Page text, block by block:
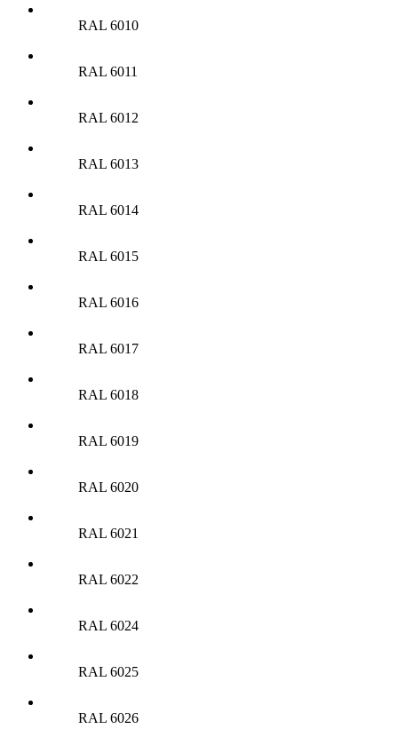
RAL 6010
RAL 6011
RAL 6012
RAL 6013
RAL 6014
RAL 6015
RAL 6016
RAL 6017
RAL 6018
RAL 6019
RAL 6020
RAL 6021
RAL 6022
RAL 6024
RAL 6025
RAL 6026